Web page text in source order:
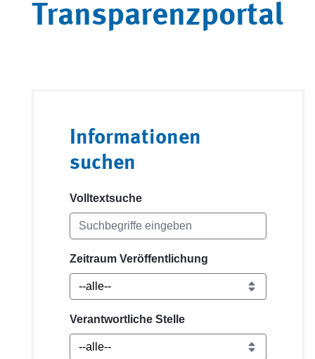
Transparenzportal
Informationen
suchen
Volltextsuche
Zeitraum Veröffentlichung
Verantwortliche Stelle